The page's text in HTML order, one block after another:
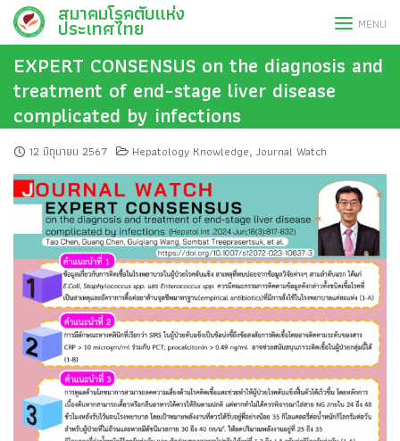
Skip
content
สมาคมโรคตับแห่ง
ประเทศไทย MENU
EXPERT CONSENSUS on the diagnosis and
treatment of end-stage liver disease
complicated by infections
12 มิถุนายน 2567 Hepatology Knowledge, Journal Watch